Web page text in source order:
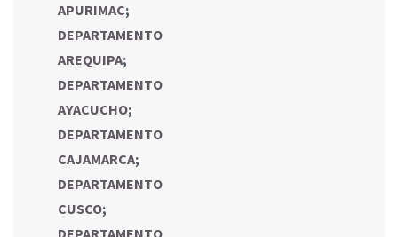
APURIMAC;
DEPARTAMENTO
AREQUIPA;
DEPARTAMENTO
AYACUCHO;
DEPARTAMENTO
CAJAMARCA;
DEPARTAMENTO
CUSCO;